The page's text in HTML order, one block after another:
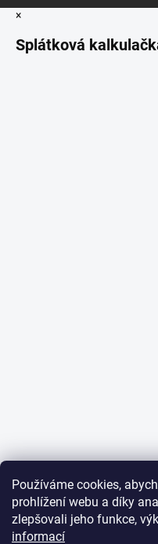
Používáme cookies,
prohlížení webu a díky
zlepšovali jeho funkce,
informací
×
Splátková